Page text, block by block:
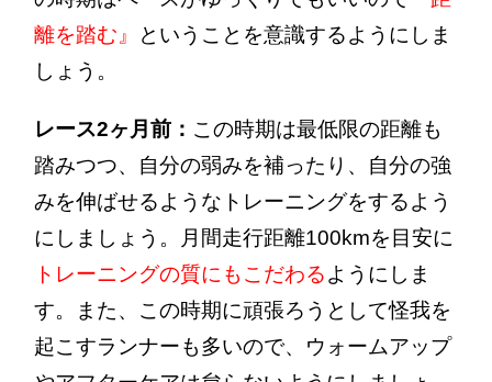
離を踏む』
ということを意識するようにしま
しょう。
レース2ヶ月前： この時期は最低限の距離も
踏みつつ、自分の弱みを補ったり、自分の強
みを伸ばせるようなトレーニングをするよう
にしましょう。月間走行距離100kmを目安に
トレーニングの質にもこだわるようにしま
す。また、この時期に頑張ろうとして怪我を
起こすランナーも多いので、ウォームアップ